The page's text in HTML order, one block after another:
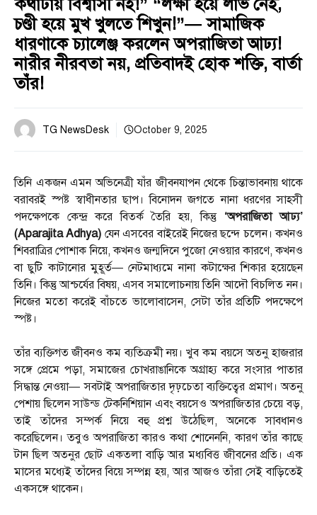
কথাটায় বিশ্বাসী নই!” “লক্ষী হয়ে লাভ নেই,
চণ্ডী হয়ে মুখ খুলতে শিখুন!”— সামাজিক
ধারণাকে চ্যালেঞ্জ করলেন অপরাজিতা আঢ্য!
নারীর নীরবতা নয়, প্রতিবাদই হোক শক্তি, বার্তা
তাঁর!
TG NewsDesk October 9, 2025
তিনি একজন এমন অভিনেত্রী যাঁর জীবনযাপন থেকে চিন্তাভাবনায় থাকে
বরাবরই স্পষ্ট স্বাধীনতার ছাপ। বিনোদন জগতে নানা ধরণের সাহসী
পদক্ষেপকে কেন্দ্র করে বিতর্ক তৈরি হয়, কিন্তু ‘অপরাজিতা আঢ্য’
(Aparajita Adhya) যেন এসবের বাইরেই নিজের ছন্দে চলেন। কখনও
শিবরাত্রির পোশাক নিয়ে, কখনও জন্মদিনে পুজো নেওয়ার কারণে, কখনও
বা ছুটি কাটানোর মুহূর্ত— নেটমাধ্যমে নানা কটাক্ষের শিকার হয়েছেন
তিনি। কিন্তু আশ্চর্যের বিষয়, এসব সমালোচনায় তিনি আদৌ বিচলিত নন।
নিজের মতো করেই বাঁচতে ভালোবাসেন, সেটা তাঁর প্রতিটি পদক্ষেপে
স্পষ্ট।
তাঁর ব্যক্তিগত জীবনও কম ব্যতিক্রমী নয়। খুব কম বয়সে অতনু হাজরার
সঙ্গে প্রেমে পড়া, সমাজের চোখরাঙানিকে অগ্রাহ্য করে সংসার পাতার
সিদ্ধান্ত নেওয়া— সবটাই অপরাজিতার দৃঢ়চেতা ব্যক্তিত্বের প্রমাণ। অতনু
পেশায় ছিলেন সাউন্ড টেকনিশিয়ান এবং বয়সেও অপরাজিতার চেয়ে বড়,
তাই তাঁদের সম্পর্ক নিয়ে বহু প্রশ্ন উঠেছিল, অনেকে সাবধানও
করেছিলেন। তবুও অপরাজিতা কারও কথা শোনেননি, কারণ তাঁর কাছে
টান ছিল অতনুর ছোট একতলা বাড়ি আর মধ্যবিত্ত জীবনের প্রতি। এক
মাসের মধ্যেই তাঁদের বিয়ে সম্পন্ন হয়, আর আজও তাঁরা সেই বাড়িতেই
একসঙ্গে থাকেন।